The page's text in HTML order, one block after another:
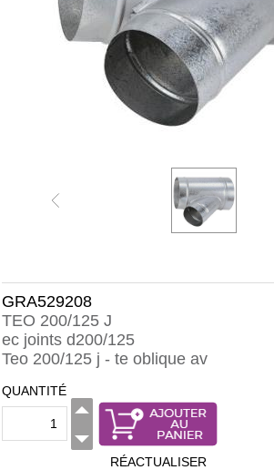
GRA529208
TEO 200/125 J
ec joints d200/125
Teo 200/125 j - te oblique av
QUANTITÉ
RÉACTUALISER